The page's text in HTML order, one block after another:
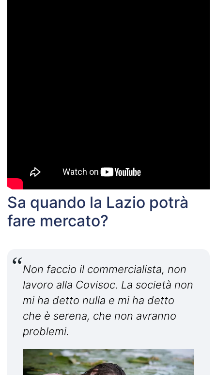
Sa quando la Lazio potrà
fare mercato?
Non faccio il commercialista, non
lavoro alla Covisoc. La società non
mi ha detto nulla e mi ha detto
che è serena, che non avranno
problemi.